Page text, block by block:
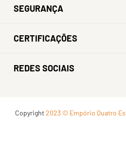
SEGURANÇA
CERTIFICAÇÕES
REDES SOCIAIS
Copyright2023 © Empório Quatro